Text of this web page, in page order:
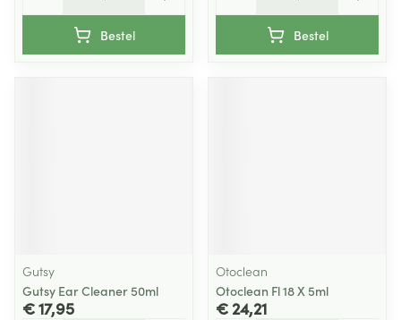
Bestel Bestel
Gutsy
Gutsy Ear Cleaner 50ml
€ 17,95
Otoclean
Otoclean Fl 18 X 5ml
€ 24,21